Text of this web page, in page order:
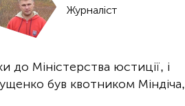
Журналіст
до Міністерства юстиції, і
був квотником Міндіча,